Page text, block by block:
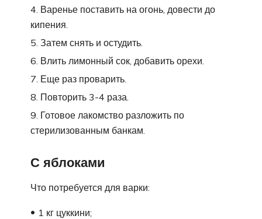
Варенье поставить на огонь, довести до
кипения.
Затем снять и остудить.
Влить лимонный сок, добавить орехи.
Еще раз проварить.
Повторить 3-4 раза.
Готовое лакомство разложить по
стерилизованным банкам.
С яблоками
Что потребуется для варки:
1 кг цуккини;